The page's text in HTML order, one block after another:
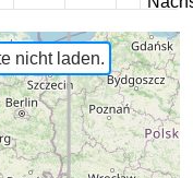
nicht laden.